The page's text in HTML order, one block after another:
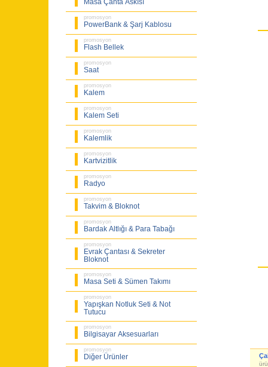
Masa Çanta Askısı
promosyon
PowerBank & Şarj Kablosu
promosyon
Flash Bellek
promosyon
Saat
promosyon
Kalem
promosyon
Kalem Seti
promosyon
Kalemlik
promosyon
Kartvizitlik
promosyon
Radyo
promosyon
Takvim & Bloknot
promosyon
Bardak Altlığı & Para Tabağı
promosyon
Evrak Çantası & Sekreter
Bloknot
promosyon
Masa Seti & Sümen Takımı
promosyon
Yapışkan Notluk Seti & Not
Tutucu
promosyon
Bilgisayar Aksesuarları
promosyon
Diğer Ürünler